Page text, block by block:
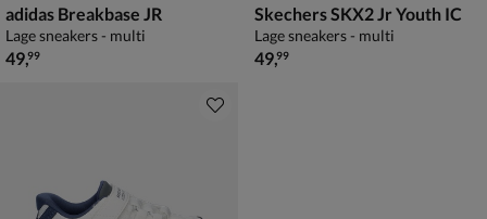
adidas Breakbase JR
Lage sneakers - multi
€ 49,99
49,99
Skechers SKX2 Jr Youth IC
Lage sneakers - multi
€ 49,99
49,99